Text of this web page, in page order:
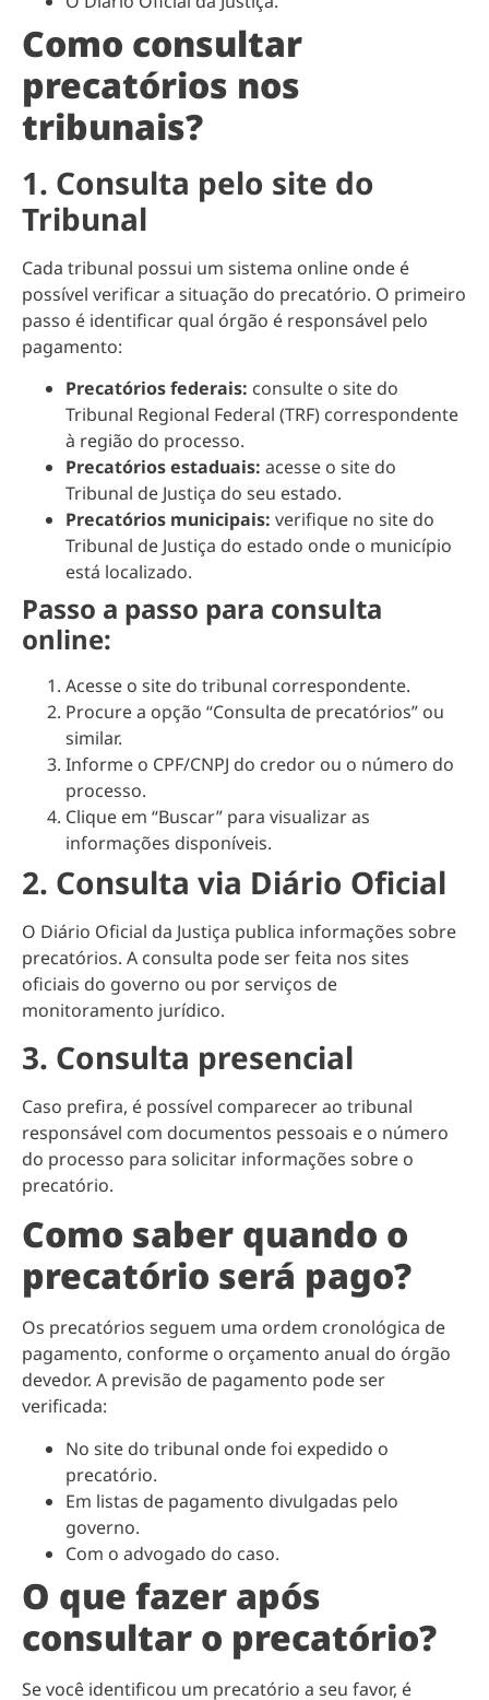
Como consultar
precatórios nos
tribunais?
1. Consulta pelo site do
Tribunal
Cada tribunal possui um sistema online onde é
possível verificar a situação do precatório. O primeiro
passo é identificar qual órgão é responsável pelo
pagamento:
Precatórios federais: consulte o site do
Tribunal Regional Federal (TRF) correspondente
à região do processo.
Precatórios estaduais: acesse o site do
Tribunal de Justiça do seu estado.
Precatórios municipais: verifique no site do
Tribunal de Justiça do estado onde o município
está localizado.
Passo a passo para consulta
online:
Acesse o site do tribunal correspondente.
Procure a opção “Consulta de precatórios” ou
similar.
Informe o CPF/CNPJ do credor ou o número do
processo.
Clique em “Buscar” para visualizar as
informações disponíveis.
2. Consulta via Diário Oficial
O Diário Oficial da Justiça publica informações sobre
precatórios. A consulta pode ser feita nos sites
oficiais do governo ou por serviços de
monitoramento jurídico.
3. Consulta presencial
Caso prefira, é possível comparecer ao tribunal
responsável com documentos pessoais e o número
do processo para solicitar informações sobre o
precatório.
Como saber quando o
precatório será pago?
Os precatórios seguem uma ordem cronológica de
pagamento, conforme o orçamento anual do órgão
devedor. A previsão de pagamento pode ser
verificada:
No site do tribunal onde foi expedido o
precatório.
Em listas de pagamento divulgadas pelo
governo.
Com o advogado do caso.
O que fazer após
consultar o precatório?
Se você identificou um precatório a seu favor, é